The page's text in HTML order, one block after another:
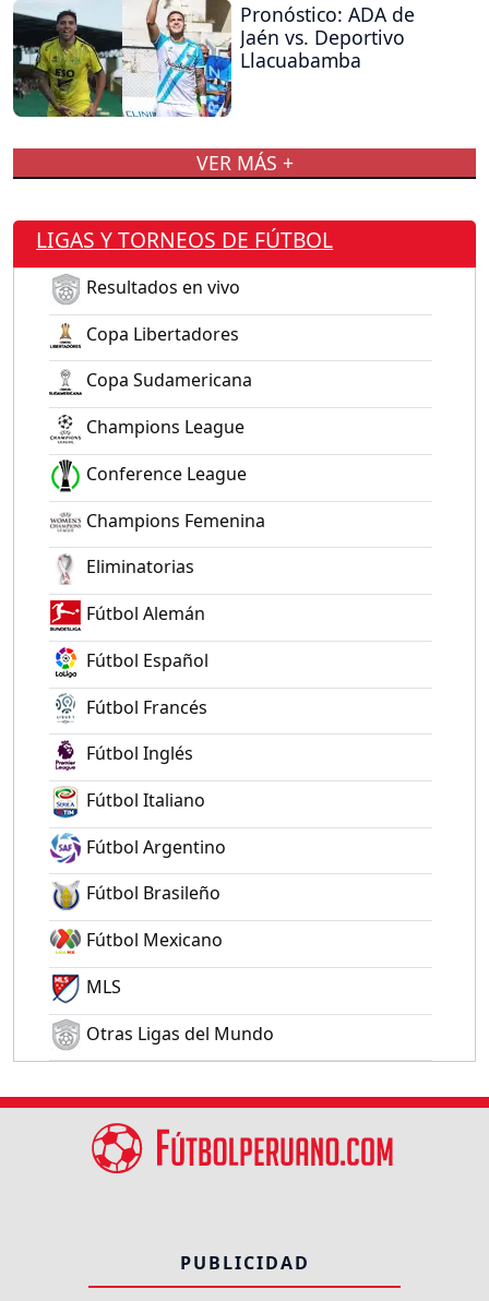
Pronóstico: ADA de
Jaén vs. Deportivo
Llacuabamba
VER MÁS +
LIGAS Y TORNEOS DE FÚTBOL
Resultados en vivo
Copa Libertadores
Copa Sudamericana
Champions League
Conference League
Champions Femenina
Eliminatorias
Fútbol Alemán
Fútbol Español
Fútbol Francés
Fútbol Inglés
Fútbol Italiano
Fútbol Argentino
Fútbol Brasileño
Fútbol Mexicano
MLS
Otras Ligas del Mundo
PUBLICIDAD